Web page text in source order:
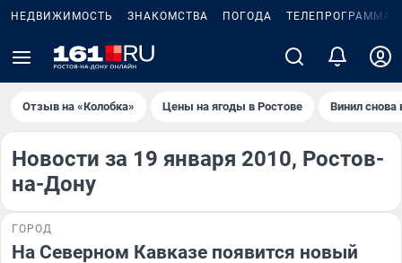
НЕДВИЖИМОСТЬ ЗНАКОМСТВА ПОГОДА ТЕЛЕПРОГРАММА
Отзыв на «Колобка» Цены на ягоды в Ростове Винил снова
Новости за 19 января 2010, Ростов-
на-Дону
ГОРОД
На Северном Кавказе появится новый